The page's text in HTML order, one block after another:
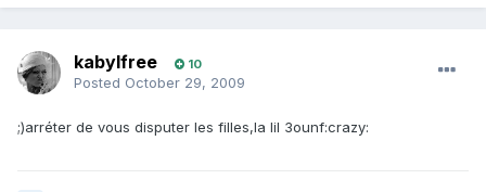
kabylfree 10
Posted October 29, 2009
;)arréter de vous disputer les filles,la lil 3ounf:crazy: